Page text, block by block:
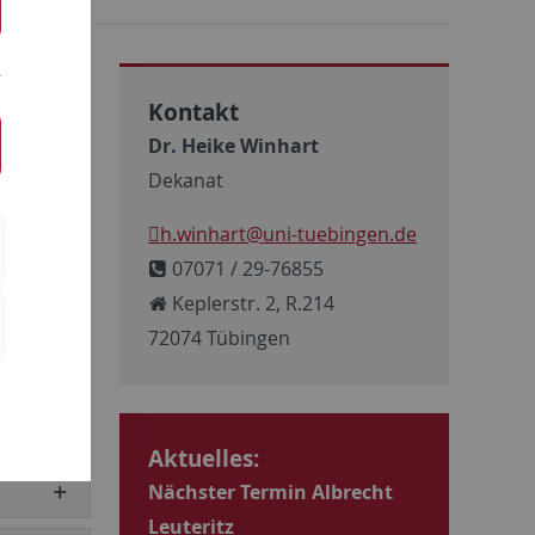
Kontakt
Dr. Heike Winhart
Dekanat
h.winhart@uni-tuebingen.de
07071 / 29-76855
Keplerstr. 2, R.214
72074 Tübingen
Aktuelles:
Nächster Termin Albrecht
Leuteritz